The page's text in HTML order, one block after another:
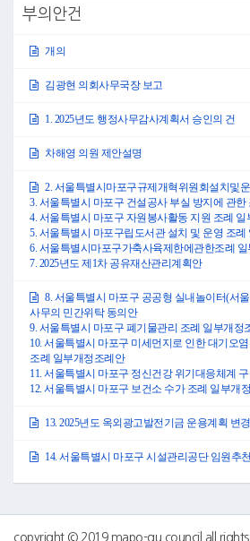
먼저, 감사의 목적은 마포구 행정업무의 효율적
자료와 정보를 수집하여 구정 운영사항을 종합
로써 구민의 복지를 증진하기 위한 것입니다.
일간입니다.
작성된 감사일정에 출석한 기관을 대상으로 위
그 밖의 감사 세부사항 및 주요내용 등은 전자회
며, 각 위원회에서 채택한 계획안대로 승인하여
감사합니다.
●부의장 권영숙 차해영 의원 수고하셨습니다.
그러면 의사일정 제1항 2025년도 행정사무감사
의회운영위원회에서 제안설명한 내용과 같이 원
의원 여러분께서는 이의가 없으십니까?
(「없습니다」하는 의원 있음)
2. 서울특별시마포구규제개혁위원회설치및운
구청장 제출)
3. 서울특별시 마포구 건설공사 부실 방지에 관한
구청장 제출)
4. 서울특별시 마포구 자원봉사활동 지원 조례 일
대표발의)
5. 서울특별시 마포구립도서관 설치 및 운영 조
6. 서울특별시마포구가축사육제한에관한조례
7. 2025년도 제1차 공유재산관리계획안(마포구청
○부의장 권영숙 다음은 의사일정 제2항부터 제7
이상 6건에 대한 심사보고는 전자회의자료를 참
그러면 의사일정 제2항 서울특별시마포구규제
부의안건
개의
김광현 의회사무국장 보고
1. 2025년도 행정사무감사계획서 승인의 건
차해영 의원 제안설명
2. 서울특별시마포구규제개혁위원회설치및
3. 서울특별시 마포구 건설공사 부실 방지에 관
4. 서울특별시 마포구 자원봉사활동 지원 조례
5. 서울특별시 마포구립도서관 설치 및 운영 조
6. 서울특별시마포구가축사육제한에관한조례
7. 2025년도 제1차 공유재산관리계획안
8. 서울특별시 마포구 공공형 실내놀이터(서
사무의 민간위탁 동의안
9. 서울특별시 마포구 폐기물관리 조례 일부개정
10. 서울특별시 마포구 미세먼지로 인한 대기오
조례 일부개정조례안
11. 서울특별시 마포구 정신건강 위기대응체계
12. 서울특별시 마포구 보건소 수가 조례 일부개
13. 2025년도 옥외광고발전기금 운용계획 변
14. 서울특별시 마포구 시설관리공단 임원추
copyright © 2019 mapo-gu council all rights